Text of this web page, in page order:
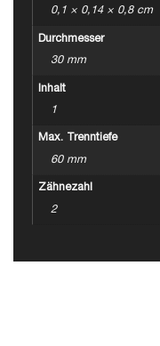
0,1 × 0,14 × 0,8 cm
Durchmesser
30 mm
Inhalt
1
Max. Trenntiefe
60 mm
Zähnezahl
2